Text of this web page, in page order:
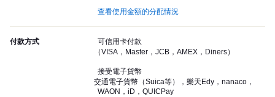
查看使用金額的分配情況
付款方式
可信用卡付款
（VISA，Master，JCB，AMEX，Diners）
接受電子貨幣
交通電子貨幣（Suica等），樂天Edy，nanaco，
WAON，iD，QUICPay